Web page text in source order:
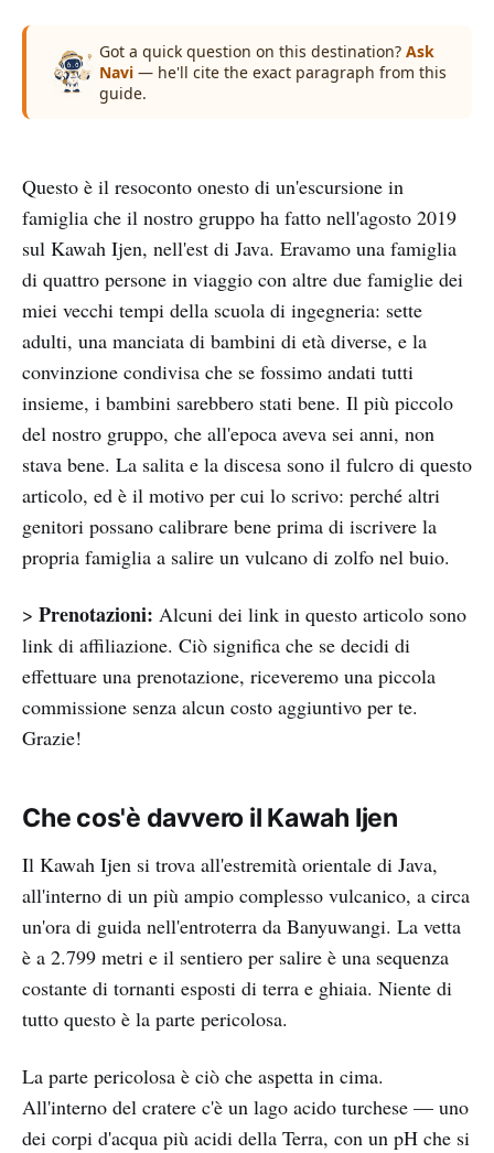
Got a quick question on this destination? Ask
Navi — he'll cite the exact paragraph from this
guide.
Questo è il resoconto onesto di un'escursione in
famiglia che il nostro gruppo ha fatto nell'agosto 2019
sul Kawah Ijen, nell'est di Java. Eravamo una famiglia
di quattro persone in viaggio con altre due famiglie dei
miei vecchi tempi della scuola di ingegneria: sette
adulti, una manciata di bambini di età diverse, e la
convinzione condivisa che se fossimo andati tutti
insieme, i bambini sarebbero stati bene. Il più piccolo
del nostro gruppo, che all'epoca aveva sei anni, non
stava bene. La salita e la discesa sono il fulcro di questo
articolo, ed è il motivo per cui lo scrivo: perché altri
genitori possano calibrare bene prima di iscrivere la
propria famiglia a salire un vulcano di zolfo nel buio.
> Prenotazioni: Alcuni dei link in questo articolo sono
link di affiliazione. Ciò significa che se decidi di
effettuare una prenotazione, riceveremo una piccola
commissione senza alcun costo aggiuntivo per te.
Grazie!
Che cos'è davvero il Kawah Ijen
Il Kawah Ijen si trova all'estremità orientale di Java,
all'interno di un più ampio complesso vulcanico, a circa
un'ora di guida nell'entroterra da Banyuwangi. La vetta
è a 2.799 metri e il sentiero per salire è una sequenza
costante di tornanti esposti di terra e ghiaia. Niente di
tutto questo è la parte pericolosa.
La parte pericolosa è ciò che aspetta in cima.
All'interno del cratere c'è un lago acido turchese — uno
dei corpi d'acqua più acidi della Terra, con un pH che si